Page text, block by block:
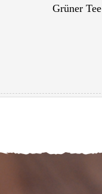
Grüner Tee